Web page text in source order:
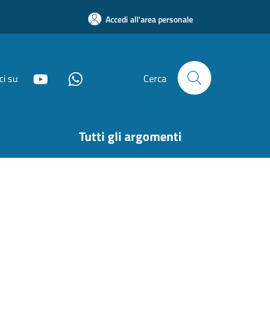
Accedi all'area personale
su Cerca
Tutti gli argomenti